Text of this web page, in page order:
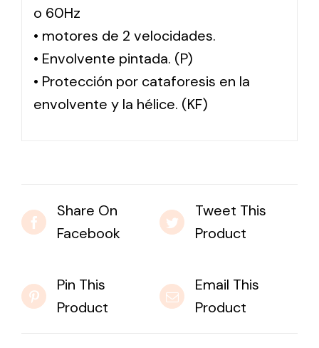
o 60Hz
• motores de 2 velocidades.
• Envolvente pintada. (P)
• Protección por cataforesis en la
envolvente y la hélice. (KF)
Share On
Facebook
Tweet This
Product
Pin This
Product
Email This
Product